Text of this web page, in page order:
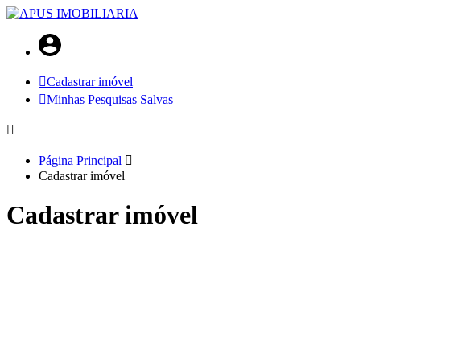
Cadastrar imóvel
Minhas Pesquisas Salvas
Página Principal
Cadastrar imóvel
Cadastrar imóvel